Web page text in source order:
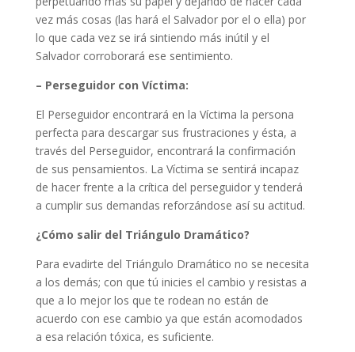
vez más cosas (las hará el Salvador por el o ella) por
lo que cada vez se irá sintiendo más inútil y el
Salvador corroborará ese sentimiento.
– Perseguidor con Víctima:
El Perseguidor encontrará en la Víctima la persona
perfecta para descargar sus frustraciones y ésta, a
través del Perseguidor, encontrará la confirmación
de sus pensamientos. La Víctima se sentirá incapaz
de hacer frente a la crítica del perseguidor y tenderá
a cumplir sus demandas reforzándose así su actitud.
¿Cómo salir del Triángulo Dramático?
Para evadirte del Triángulo Dramático no se necesita
a los demás; con que tú inicies el cambio y resistas a
que a lo mejor los que te rodean no están de
acuerdo con ese cambio ya que están acomodados
a esa relación tóxica, es suficiente.